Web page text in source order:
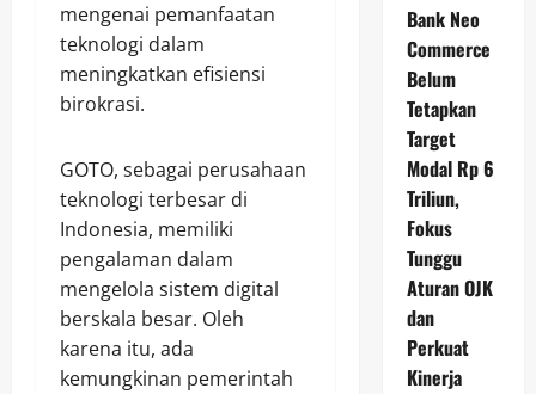
mengenai pemanfaatan
teknologi dalam
meningkatkan efisiensi
birokrasi.
GOTO, sebagai perusahaan
teknologi terbesar di
Indonesia, memiliki
pengalaman dalam
mengelola sistem digital
berskala besar. Oleh
karena itu, ada
kemungkinan pemerintah
Bank Neo
Commerce
Belum
Tetapkan
Target
Modal Rp 6
Triliun,
Fokus
Tunggu
Aturan OJK
dan
Perkuat
Kinerja